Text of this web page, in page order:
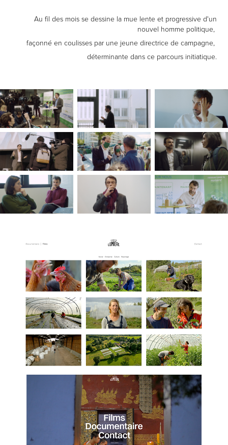
Au fil des mois se dessine la mue lente et progressive d'un
nouvel homme politique,
façonné en coulisses par une jeune directrice de campagne,
déterminante dans ce parcours initiatique.